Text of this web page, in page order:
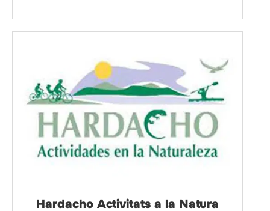
Hardacho Activitats a la Natura